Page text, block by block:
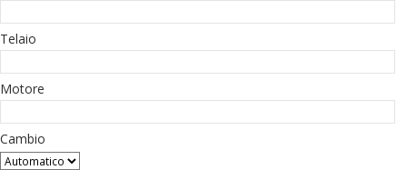
Telaio
Motore
Cambio